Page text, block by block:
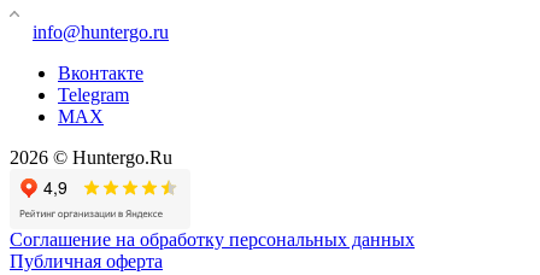
info@huntergo.ru
Вконтакте
Telegram
MAX
2026 © Huntergo.Ru
Соглашение на обработку персональных данных
Публичная оферта